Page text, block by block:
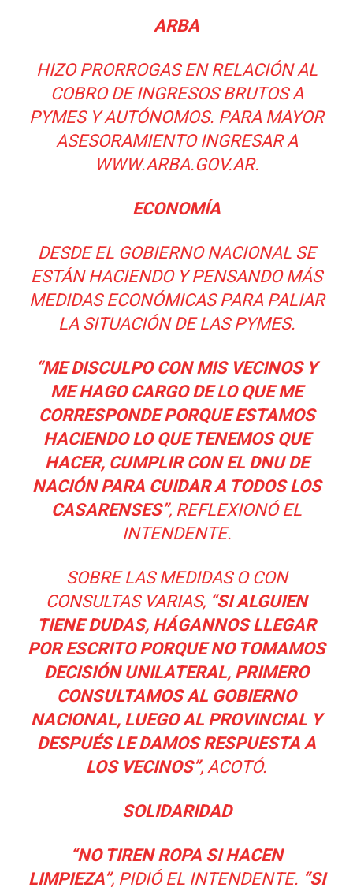
ARBA
HIZO PRORROGAS EN RELACIÓN AL
COBRO DE INGRESOS BRUTOS A
PYMES Y AUTÓNOMOS. PARA MAYOR
ASESORAMIENTO INGRESAR A
WWW.ARBA.GOV.AR.
ECONOMÍA
DESDE EL GOBIERNO NACIONAL SE
ESTÁN HACIENDO Y PENSANDO MÁS
MEDIDAS ECONÓMICAS PARA PALIAR
LA SITUACIÓN DE LAS PYMES.
“ME DISCULPO CON MIS VECINOS Y
ME HAGO CARGO DE LO QUE ME
CORRESPONDE PORQUE ESTAMOS
HACIENDO LO QUE TENEMOS QUE
HACER, CUMPLIR CON EL DNU DE
NACIÓN PARA CUIDAR A TODOS LOS
CASARENSES”, REFLEXIONÓ EL
INTENDENTE.
SOBRE LAS MEDIDAS O CON
CONSULTAS VARIAS, “SI ALGUIEN
TIENE DUDAS, HÁGANNOS LLEGAR
POR ESCRITO PORQUE NO TOMAMOS
DECISIÓN UNILATERAL, PRIMERO
CONSULTAMOS AL GOBIERNO
NACIONAL, LUEGO AL PROVINCIAL Y
DESPUÉS LE DAMOS RESPUESTA A
LOS VECINOS”, ACOTÓ.
SOLIDARIDAD
“NO TIREN ROPA SI HACEN
LIMPIEZA”, PIDIÓ EL INTENDENTE. “SI